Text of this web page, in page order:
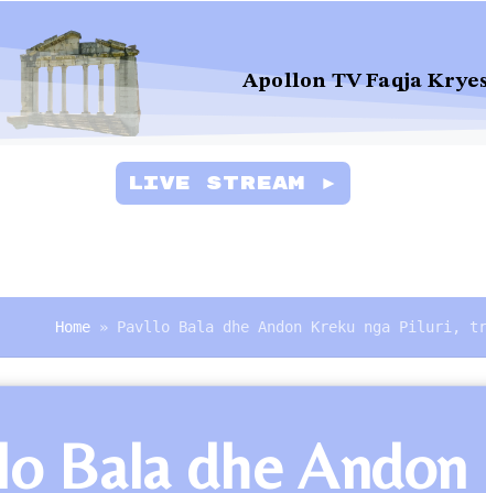
Apollon TV Faqja
Live Stream ►
Home » Pavllo Bala dhe Andon Kreku nga Piluri,
Bala dhe